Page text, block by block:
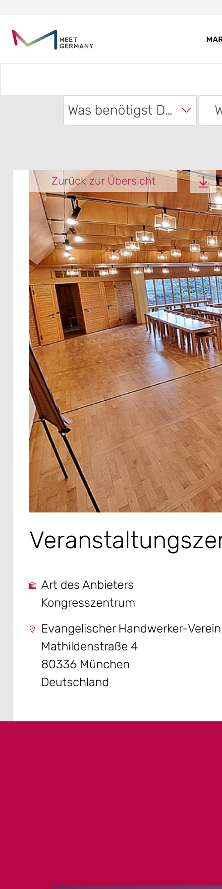
Was benötigst Du?
Zurück zur Übersicht
Art des Anbieters
Kongresszentrum
Evangelischer Handwerker-Verein
Mathildenstraße 4
80336 München
Deutschland